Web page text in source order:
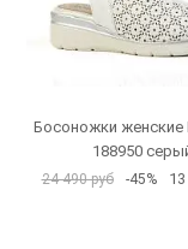
Босоножки женские
188950
24 490 руб -45%